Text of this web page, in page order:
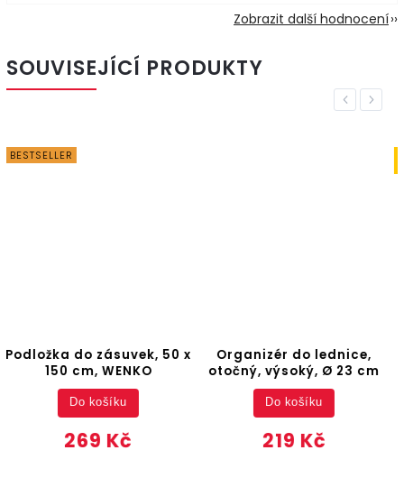
Zobrazit další hodnocení
SOUVISEJÍCÍ PRODUKTY
Previous
x
Organizér do lednice,
otočný, výsoký, Ø 23 cm
219 Kč
Do košíku
Stříbrny dekorativní
podnos s úchyty, O
cm
447 Kč
Do košíku
Next